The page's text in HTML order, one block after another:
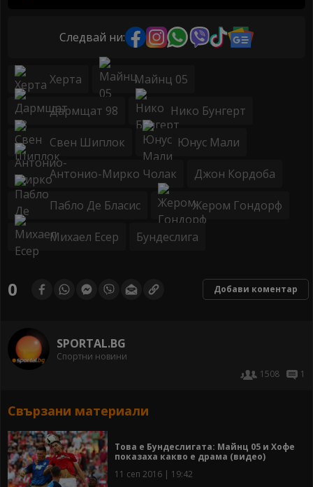
Следвай ни:
Херта Майнц 05
Дармщат 98 Нико Бунгерт
Свен Шиплок Юнус Мали
Антонио-Мирко Чолак Джон Кордоба
Пабло Де Бласис Жером Гондорф
Михаел Есер Бундеслига
0 Добави коментар
SPORTAL.BG
Спортни новини
1508
1
Свързани материали
Това е Бундеслигата: Майнц 05 и Хофе
показаха какво е драма (видео)
11 сеп 2016 | 19:42